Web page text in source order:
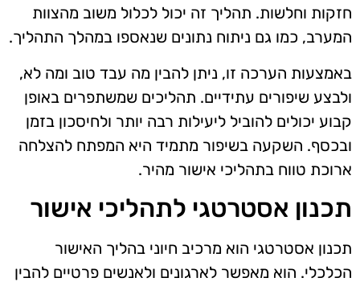
חזקות וחלשות. תהליך זה יכול לכלול משוב מהצוות
המערב, כמו גם ניתוח נתונים שנאספו במהלך התהליך.
באמצעות הערכה זו, ניתן להבין מה עבד טוב ומה לא,
ולבצע שיפורים עתידיים. תהליכים שמשתפרים באופן
קבוע יכולים להוביל ליעילות רבה יותר ולחיסכון בזמן
ובכסף. השקעה בשיפור מתמיד היא המפתח להצלחה
ארוכת טווח בתהליכי אישור מהיר.
תכנון אסטרטגי לתהליכי אישור
תכנון אסטרטגי הוא מרכיב חיוני בהליך האישור
הכלכלי. הוא מאפשר לארגונים ולאנשים פרטיים להבין